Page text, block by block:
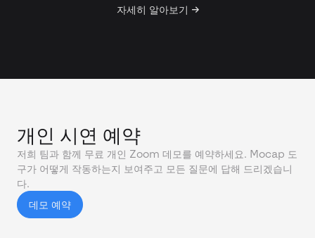
자세히 알아보기 →
개인 시연 예약
저희 팀과 함께 무료 개인 Zoom 데모를 예약하세요. Mocap 도
구가 어떻게 작동하는지 보여주고 모든 질문에 답해 드리겠습니
다.
데모 예약